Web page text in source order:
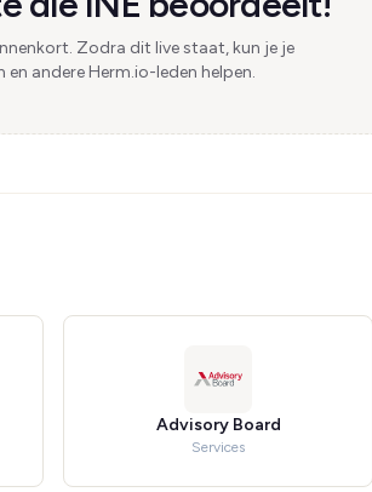
Zodra dit live staat, kun je je
en andere Herm.io-leden helpen.
Advisory Board
Services